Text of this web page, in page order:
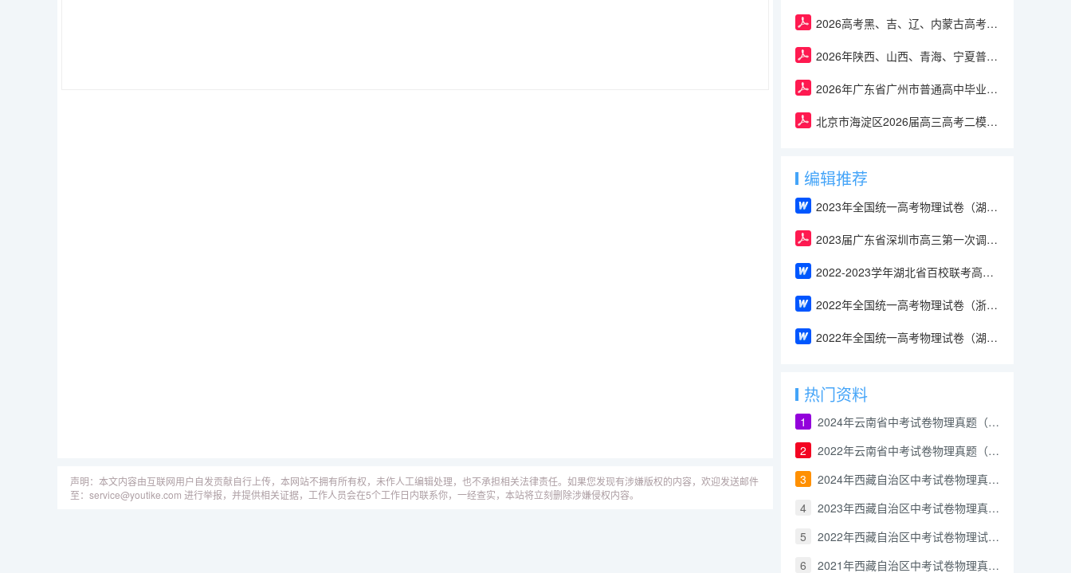
声明：本文内容由互联网用户自发贡献自行上传，本网站不拥有所有权，未作人工编辑处理，也不承担相关法律责任。如果您发现有涉嫌版权的内容，欢迎发送邮件
至：service@youtike.com 进行举报，并提供相关证据，工作人员会在5个工作日内联系你，一经查实，本站将立刻删除涉嫌侵权内容。
2026高考黑、吉、辽、内蒙古高考物理试卷
2026年陕西、山西、青海、宁夏普通高中学业水平选择性考试物理试卷及答案
2026年广东省广州市普通高中毕业班冲刺训练题(三套)-物理试卷及答案
北京市海淀区2026届高三高考二模-物理试卷及答案
编辑推荐
2023年全国统一高考物理试卷（湖北卷）含答案解析
2023届广东省深圳市高三第一次调研考试物理试卷
2022-2023学年湖北省百校联考高三上学期10月联考物理试卷（含答案）
2022年全国统一高考物理试卷（浙江卷）含答案
2022年全国统一高考物理试卷（湖南卷）含答案
热门资料
1
2024年云南省中考试卷物理真题（解析版）
2
2022年云南省中考试卷物理真题（解析版）
3
2024年西藏自治区中考试卷物理真题（解析版）
4
2023年西藏自治区中考试卷物理真题（解析版）
5
2022年西藏自治区中考试卷物理试题（解析版）
6
2021年西藏自治区中考试卷物理真题及答案